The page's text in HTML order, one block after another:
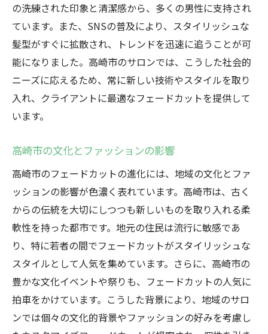
の洗練された印象と清潔感から、多くの男性に支持され
ています。また、SNSの普及により、スタイリッシュな
髪型がすぐに拡散され、トレンドを迅速に追うことが可
能になりました。高崎市のサロンでは、こうした社会的
ニーズに応えるため、常に新しい技術やスタイルを取り
入れ、クライアントに最適なフェードカットを提供して
います。
高崎市の文化とファッションの影響
高崎市のフェードカットの進化には、地域の文化とファ
ッションの影響が色濃く表れています。高崎市は、古く
からの伝統を大切にしつつも新しいものを取り入れる柔
軟性を持った都市です。地元の住民は流行に敏感であ
り、特に若者の間でフェードカットがスタイリッシュな
スタイルとして人気を集めています。さらに、高崎市の
豊かな文化イベントや祭りも、フェードカットの人気に
拍車をかけています。こうした背景により、地域のサロ
ンでは個々の文化的背景やファッションの好みを考慮し